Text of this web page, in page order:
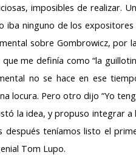
imposibles de realizar.
iba ninguno de los expositores
sobre Gombrowicz, por
me definía como “la
no se hace en ese
locura. Pero otro dijo “Yo
la idea, y propuso integrar a
después teníamos listo el
Tom Lupo.